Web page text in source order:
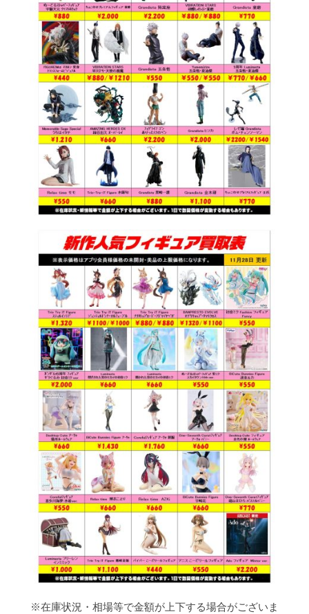
※在庫状況・相場等で金額が上下する場合がございま